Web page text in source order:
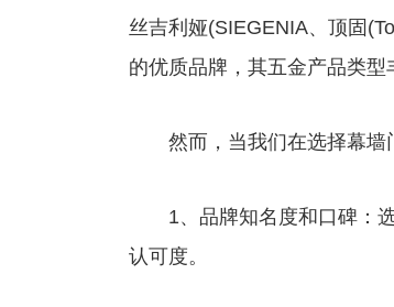
丝吉利娅(SIEGENIA、顶固
的优质品牌，其五金产品类型
然而，当我们在选择幕墙
1、品牌知名度和口碑：选
认可度。